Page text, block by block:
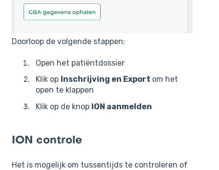
Doorloop de volgende stappen:
Open het patiëntdossier
Klik op Inschrijving en Export om het
open te klappen
Klik op de knop ION aanmelden
ION controle
Het is mogelijk om tussentijds te controleren of